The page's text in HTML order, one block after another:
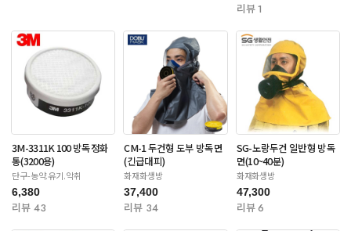
리뷰 1
3M-3311K 100 방독정화
통(3200용)
단구-농약.유기.악취
6,380
리뷰 43
CM-1 두건형 도부 방독면
(긴급대피)
화재화생방
37,400
리뷰 34
SG-노랑두건 일반형 방독
면(10~40분)
화재화생방
47,300
리뷰 6